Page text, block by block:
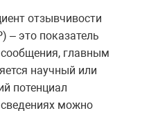
отзывчивости
– это показатель
главным
научный или
потенциал
можно